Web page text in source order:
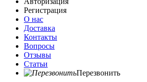
Регистрация
О нас
Доставка
Контакты
Вопросы
Отзывы
Статьи
Перезвонить